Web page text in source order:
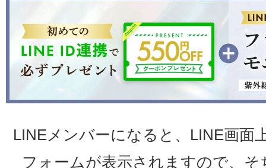
LINEメンバーになると、LINE画面
フォームが表示されますので、